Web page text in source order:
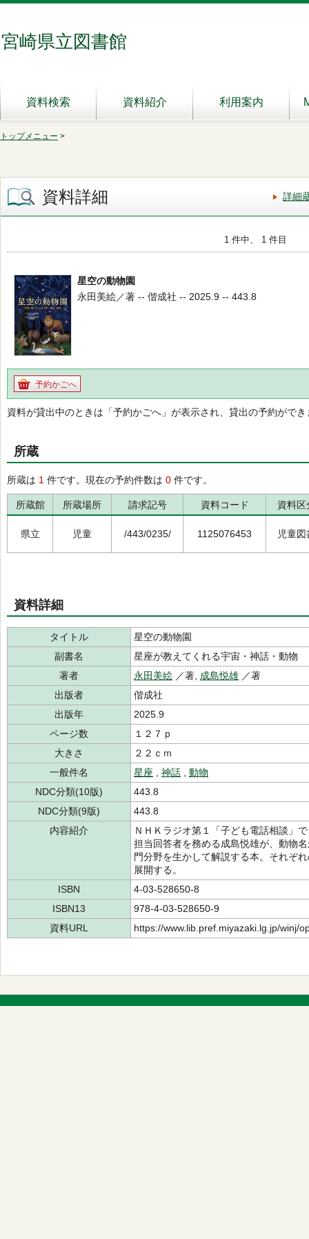
宮崎県立図書館
資料検索 資料紹介 利用案内
トップメニュー >
資料詳細 詳細
1 件中、 1 件目
星空の動物園
永田美絵／著 -- 偕成社 -- 2025.9 -- 443.8
予約かごへ
資料が貸出中のときは「予約かごへ」が表示され、貸出の予約ができ
所蔵
所蔵は 1 件です。現在の予約件数は 0 件です。
所蔵館 所蔵場所 請求記号 資料コード 資料区
県立 児童 /443/0235/ 1125076453 児童図
資料詳細
タイトル
星空の動物園
副書名
星座が教えてくれる宇宙・神話・動物
著者
永田美絵 ／著, 成島悦雄 ／著
出版者
偕成社
出版年
2025.9
ページ数
１２７ｐ
大きさ
２２ｃｍ
一般件名
星座 神話
動物
NDC分類(10版)
443.8
NDC分類(9版)
443.8
内容紹介
ＮＨＫラジオ第１「子ども電話相談」
担当回答者を務める成島悦雄が、動物
門分野を生かして解説する本。それぞ
展開する。
ISBN
4-03-528650-8
ISBN13
978-4-03-528650-9
資料URL
https://www.lib.pref.miyazaki.lg.jp/winj/